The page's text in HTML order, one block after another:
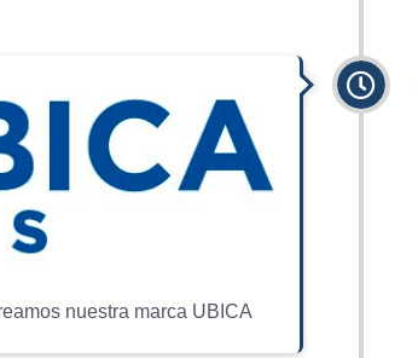
nuestra marca UBICA